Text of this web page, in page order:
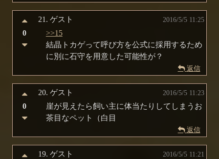
21. ゲスト 2016/5/5 11:25
>>15
結晶トカゲって呼び方を公式に採用するため
に別に石守を用意した可能性が？
0
返信
20. ゲスト 2016/5/5 11:23
崖が見えたら飼い主に体当たりしてしまうお
茶目なペット（白目
0
返信
19. ゲスト 2016/5/5 11:21